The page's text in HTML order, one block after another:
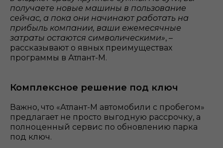
получаете новые машины в пользование
сейчас, а пока они начинают работать на
прибыль компании, ваши ежемесячные
затраты остаются символическими», –
рассказывают о явных преимуществах
программы в Атлант-М.
Комплексное решение под ключ
Важно, что «Атлант-М автомобили с пробегом»
предлагает не просто выгодную рассрочку, а
полноценный сервис по обновлению парка
под ключ.